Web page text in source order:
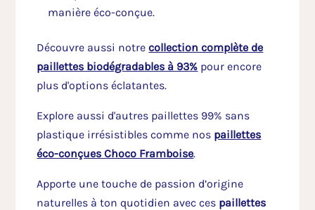
manière éco-conçue.
Découvre aussi notrecollection complète de
paillettes biodégradables à 93% pour encore
plus d'options éclatantes.
Explore aussi d'autres paillettes 99% sans
plastique irrésistibles comme nos paillettes
éco-conçues Choco Framboise.
Apporte une touche de passion d’origine
naturelles à ton quotidien avec ces paillettes